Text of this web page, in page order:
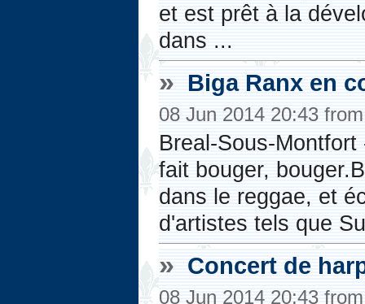
et est prêt à la
dans ...
» Biga Ranx en
08 Jun 2014 20:43
Breal-Sous-
fait bouger,
dans le reggae, et
d'artistes tels que
» Concert de
08 Jun 2014 20:43